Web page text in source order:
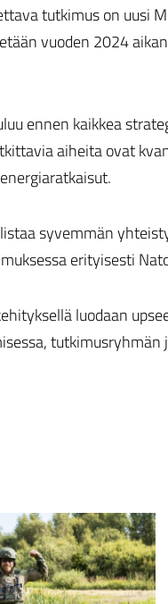
tutkimus on uusi
vuoden 2024
ennen kaikkea
aiheita ovat
syvemmän
erityisesti
luodaan